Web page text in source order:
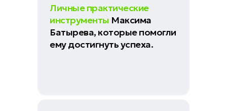
Личные практические
инструменты Максима
Батырева, которые помогли
ему достигнуть успеха.